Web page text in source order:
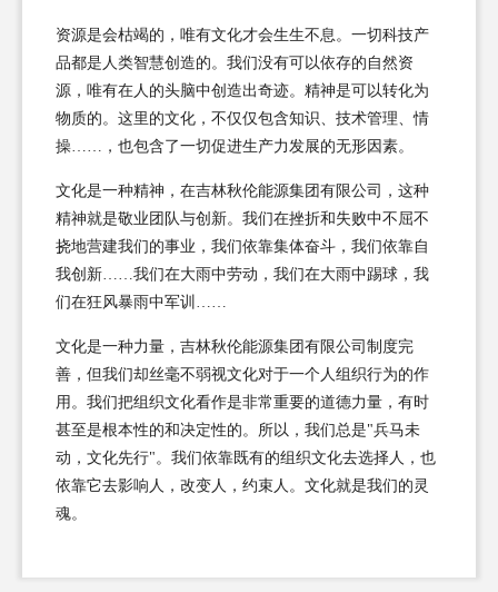
资源是会枯竭的，唯有文化才会生生不息。一切科技产
品都是人类智慧创造的。我们没有可以依存的自然资
源，唯有在人的头脑中创造出奇迹。精神是可以转化为
物质的。这里的文化，不仅仅包含知识、技术管理、情
操……，也包含了一切促进生产力发展的无形因素。
文化是一种精神，在吉林秋伦能源集团有限公司，这种
精神就是敬业团队与创新。我们在挫折和失败中不屈不
挠地营建我们的事业，我们依靠集体奋斗，我们依靠自
我创新……我们在大雨中劳动，我们在大雨中踢球，我
们在狂风暴雨中军训……
文化是一种力量，吉林秋伦能源集团有限公司制度完
善，但我们却丝毫不弱视文化对于一个人组织行为的作
用。我们把组织文化看作是非常重要的道德力量，有时
甚至是根本性的和决定性的。所以，我们总是"兵马未
动，文化先行"。我们依靠既有的组织文化去选择人，也
依靠它去影响人，改变人，约束人。文化就是我们的灵
魂。